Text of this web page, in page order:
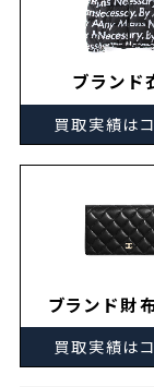
ブランド
買取実績は
ブランド財
買取実績は